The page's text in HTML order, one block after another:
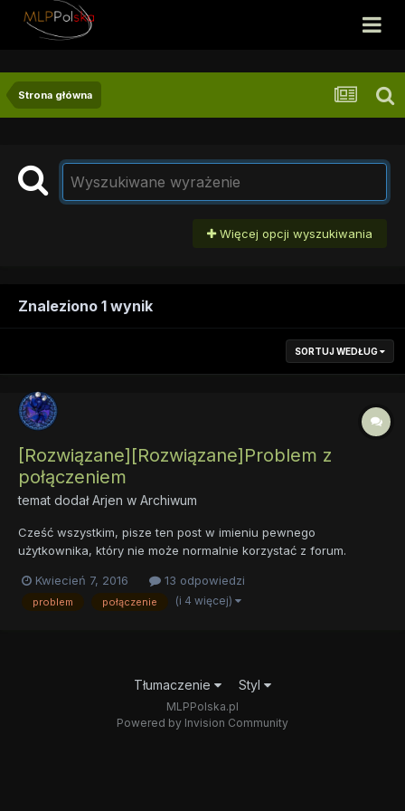
Strona główna
Więcej opcji wyszukiwania
Znaleziono 1 wynik
SORTUJ WEDŁUG
[Rozwiązane][Rozwiązane]Problem z
połączeniem
temat dodałArjen w Archiwum
Cześć wszystkim, pisze ten post w imieniu pewnego
użytkownika, który nie może normalnie korzystać z forum.
przeglądać, bez możliwości edytowania i pisania postów.
Zamieszczam wiadomość od niego. Wypytywałem już pewną
Kwiecień 7, 2016 13 odpowiedzi
problem połączenie (i 4 więcej)
Tłumaczenie Styl
MLPPolska.pl
Powered by Invision Community